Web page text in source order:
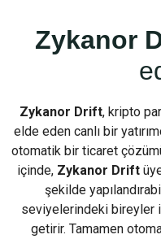
Zykanor
Zykanor Drift, kripto
elde eden canlı bir
otomatik bir ticaret
içinde, Zykanor Drift
şekilde
seviyelerindeki bireyler
getirir. Tamamen